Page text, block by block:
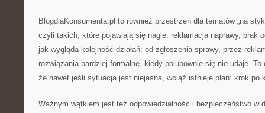
BlogdlaKonsumenta.pl to również przestrzeń dla tematów „na
czyli takich, które pojawiają się nagle: reklamacja naprawy, brak
jak wygląda kolejność działań: od zgłoszenia sprawy, przez
rozwiązania bardziej formalne, kiedy polubownie się nie udaje.
że nawet jeśli sytuacja jest niejasna, wciąż istnieje plan: krok po
Ważnym wątkiem jest też odpowiedzialność i bezpieczeństwo w